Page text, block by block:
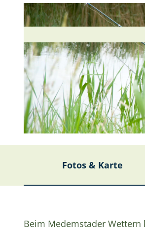
Fotos & Karte
Beim Medemstader Wettern